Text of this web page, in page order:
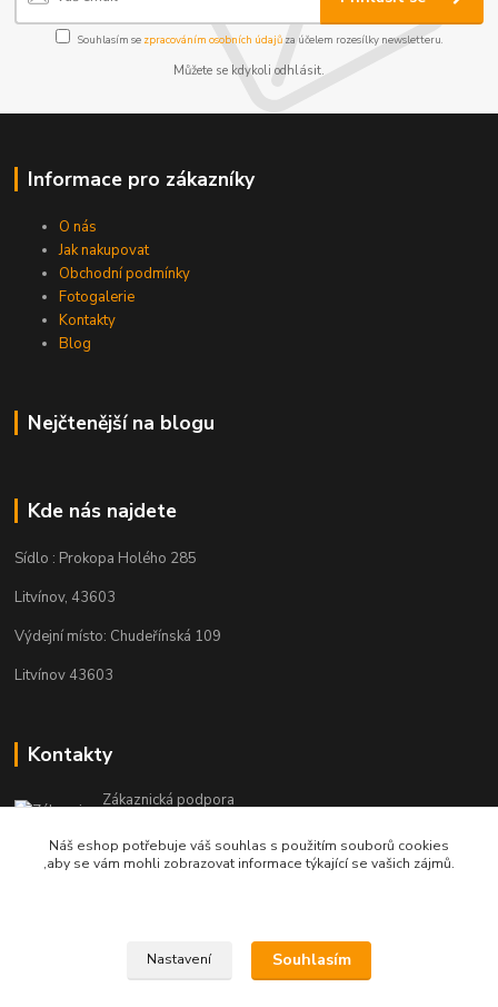
Souhlasím se zpracováním osobních údajůza účelem rozesílky newsletteru.
Můžete se kdykoli odhlásit.
Informace pro zákazníky
O nás
Jak nakupovat
Obchodní podmínky
Fotogalerie
Kontakty
Blog
Nejčtenější na blogu
Kde nás najdete
Sídlo : Prokopa Holého 285
Litvínov, 43603
Výdejní místo: Chudeřínská 109
Litvínov 43603
Kontakty
Zákaznická podpora
(Po-Pá, 8-16 hod.)
Náš eshop potřebuje váš souhlas s použitím souborů cookies
,aby se vám mohli zobrazovat informace týkající se vašich zájmů.
Nastavení Souhlasím